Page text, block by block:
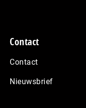
Contact
Contact
Nieuwsbrief